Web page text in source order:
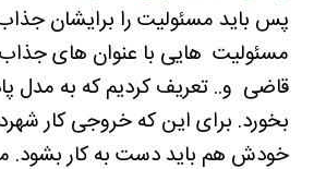
پس باید مسئولیت را برایشان
مسئولیت هایی با عنوان های
قاضی و.. تعریف کردیم که به مدل
بخورد. برای این که خروجی کار
خودش هم باید دست به کار بشود.